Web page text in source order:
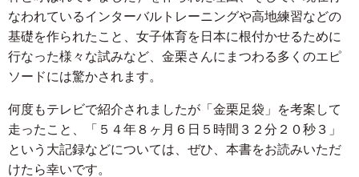
なわれているインターバルトレーニングや高地練習などの
基礎を作られたこと、女子体育を日本に根付かせるために
行なった様々な試みなど、金栗さんにまつわる多くのエピ
ソードには驚かされます。
何度もテレビで紹介されましたが「金栗足袋」を考案して
走ったこと、「５４年８ヶ月６日５時間３２分２０秒３」
という大記録などについては、ぜひ、本書をお読みいただ
けたら幸いです。